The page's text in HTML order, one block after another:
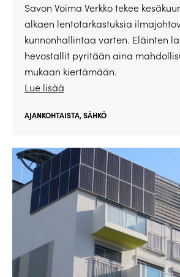
Savon Voima Verkko tekee
alkaen lentotarkastuksia
kunnonhallintaa varten. Eläinten
hevostallit pyritään aina
mukaan kiertämään.
Lue lisää
AJANKOHTAISTA,SÄHKÖ